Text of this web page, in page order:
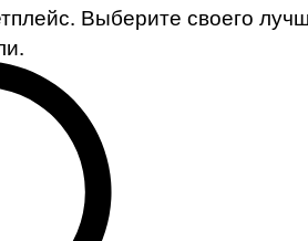
Выберите своего